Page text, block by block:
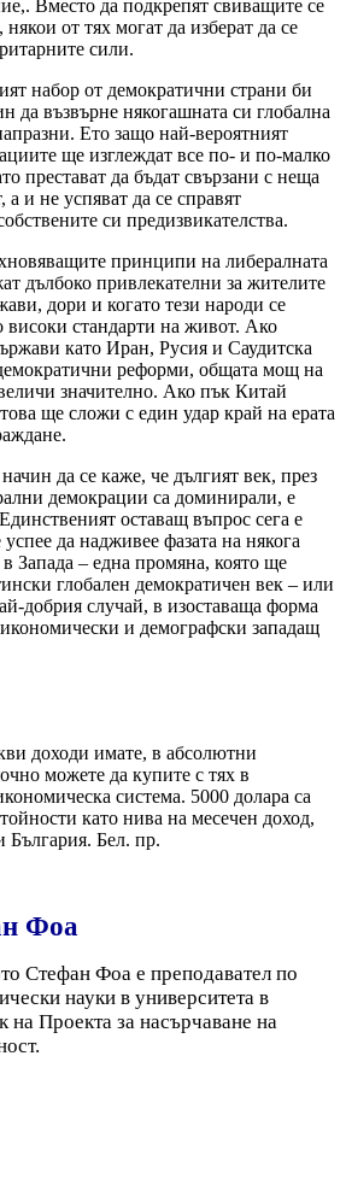
Вместо да подкрепят свиващите се
от тях могат да изберат да се
сили.
набор от демократични страни би
да възвърне някогашната си глобална
Ето защо най-вероятният
ще изглеждат все по- и по-малко
престават да бъдат свързани с неща
а и не успяват да се справят
си предизвикателства.
принципи на либералната
дълбоко привлекателни за жителите
дори и когато тези народи се
високи стандарти на живот. Ако
като Иран, Русия и Саудитска
реформи, общата мощ на
значително. Ако пък Китай
ще сложи с един удар край на ерата
да се каже, че дългият век, през
демокрации са доминирали, е
оставащ въпрос сега е
да надживее фазата на някога
в Запада – една промяна, която ще
глобален демократичен век – или
добрия случай, в изоставаща форма
и демографски западащ
доходи имате, в абсолютни
можете да купите с тях в
система. 5000 долара са
като нива на месечен доход,
Бел. пр.
Фоа
Стефан Фоа е преподавател по
науки в университета в
Проекта за насърчаване на